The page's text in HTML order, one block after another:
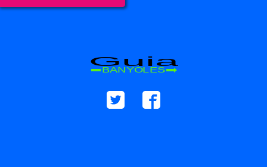
Guia
BANYOLES